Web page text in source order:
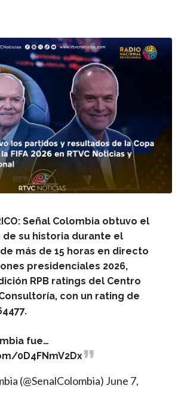
Señal Colombia obtuvo el
de su historia durante el
más de 15 horas en directo
presidenciales 2026,
RPB ratings del Centro
con un rating de
fue…
0D4FNmV2Dx
(@SenalColombia) June 7,